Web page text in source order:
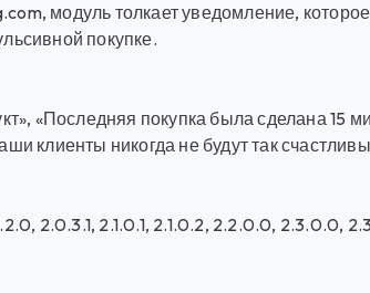
модуль толкает уведомление,
покупке.
«Последняя покупка была сделана 15
клиенты никогда не будут так
2.0.3.1, 2.1.0.1, 2.1.0.2, 2.2.0.0, 2.3.0.0,